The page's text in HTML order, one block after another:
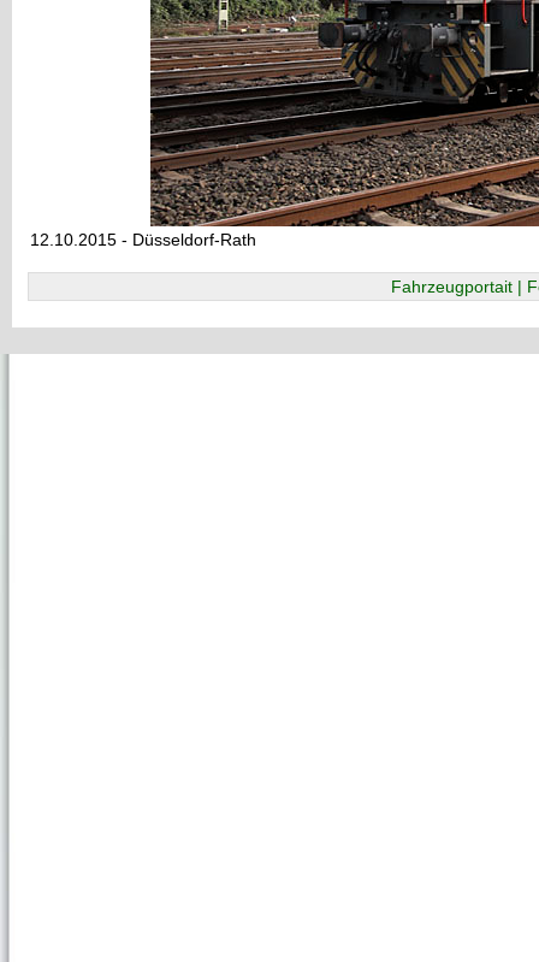
12.10.2015 - Düsseldorf-Rath
Fahrzeugportait |